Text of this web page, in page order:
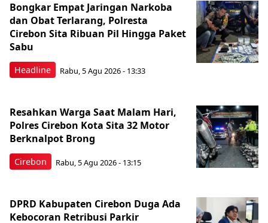
Headline
Bongkar Empat Jaringan Narkoba
dan Obat Terlarang, Polresta
Cirebon Sita Ribuan Pil Hingga Paket
Sabu
Rabu, 5 Agu 2026 - 13:33
Cirebon
Resahkan Warga Saat Malam Hari,
Polres Cirebon Kota Sita 32 Motor
Berknalpot Brong
Rabu, 5 Agu 2026 - 13:15
DPRD Kabupaten Cirebon Duga Ada
Kebocoran Retribusi Parkir